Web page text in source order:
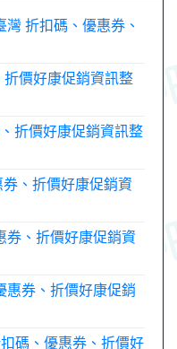
灣 折扣碼、優惠券、
價好康促銷資訊整
折價好康促銷資訊整
、折價好康促銷資
券、折價好康促銷資
惠券、折價好康促銷
碼、優惠券、折價好